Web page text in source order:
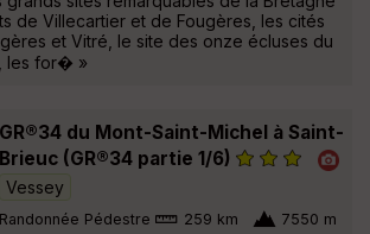
de Villecartier et de Fougères, les cités
et Vitré, le site des onze écluses du
les for� »
GR®34 du Mont-Saint-Michel à Saint-
Brieuc (GR®34 partie 1/6)
Vessey
Randonnée Pédestre 259 km 7550 m